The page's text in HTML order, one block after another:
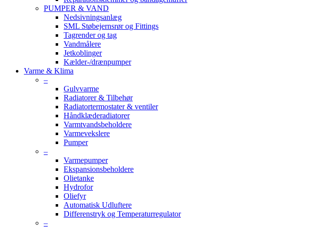
PUMPER & VAND
Nedsivningsanlæg
SML Støbejernsrør og Fittings
Tagrender og tag
Vandmålere
Jetkoblinger
Kælder-/drænpumper
Varme & Klima
–
Gulvvarme
Radiatorer & Tilbehør
Radiatortermostater & ventiler
Håndklæderadiatorer
Varmtvandsbeholdere
Varmevekslere
Pumper
–
Varmepumper
Ekspansionsbeholdere
Olietanke
Hydrofor
Oliefyr
Automatisk Udluftere
Differenstryk og Temperaturregulator
–